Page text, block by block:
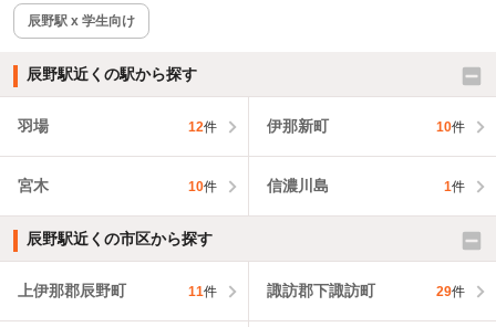
辰野駅 x 学生向け
辰野駅近くの駅から探す
羽場 12件 伊那新町 10件
宮木 10件 信濃川島 1件
辰野駅近くの市区から探す
上伊那郡辰野町 11件 諏訪郡下諏訪町 29件